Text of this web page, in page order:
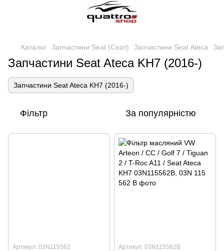
Каталог Запчастини Seat (Сеат) Запчастини Seat Ateca
Запчастини Seat Ateca KH7 (2016-)
Запчастини Seat Ateca KH7 (2016-)
Фільтр За популярністю
Артикул: 03N115562 Артикул: 03N115562B